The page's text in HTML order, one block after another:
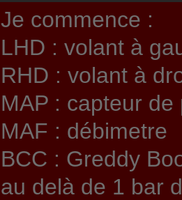
Je commence :
LHD : volant à
RHD : volant à
MAP : capteur de
MAF : débimetre
BCC : Greddy
au delà de 1 bar